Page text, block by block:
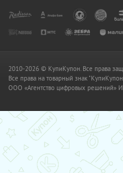
2010-2026 © КупиКупон. Все права
Все права на товарный знак
OOO «Агентство цифровых